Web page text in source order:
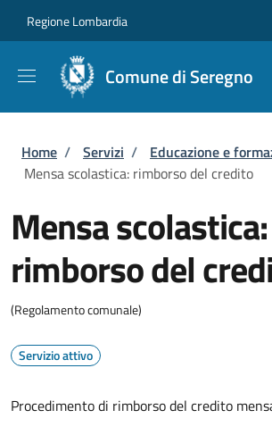
Regione Lombardia
Comune di Seregno
Briciole di pane
Home / Servizi / Educazione e
Mensa scolastica: rimborso del credito
Mensa scolastica:
rimborso del
(Regolamento comunale)
Servizio attivo
Procedimento di rimborso del credito